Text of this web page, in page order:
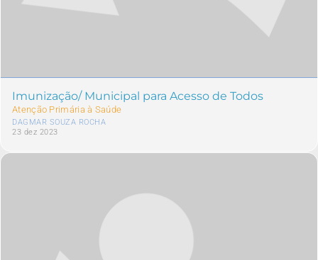
Imunização/ Municipal para Acesso de Todos
Atenção Primária à Saúde
DAGMAR SOUZA ROCHA
23 dez 2023